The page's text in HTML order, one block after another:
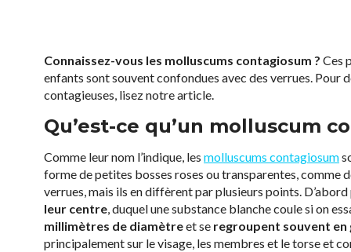
Connaissez-vous les molluscums contagiosum ? Ces
enfants sont souvent confondues avec des verrues.
contagieuses, lisez notre article.
Qu’est-ce qu’un molluscum
Comme leur nom l’indique, les molluscums contagiosum
forme de petites bosses roses ou transparentes, comme
verrues, mais ils en diffèrent par plusieurs points. D’abord
leur centre, duquel une substance blanche coule si on
millimètres de diamètreet se regroupent souvent en
principalement sur le visage, les membres et le torse et